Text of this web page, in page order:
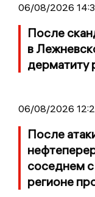
06/08/2026
После
в
дерматиту
06/08/2026
После
соседнем
регионе